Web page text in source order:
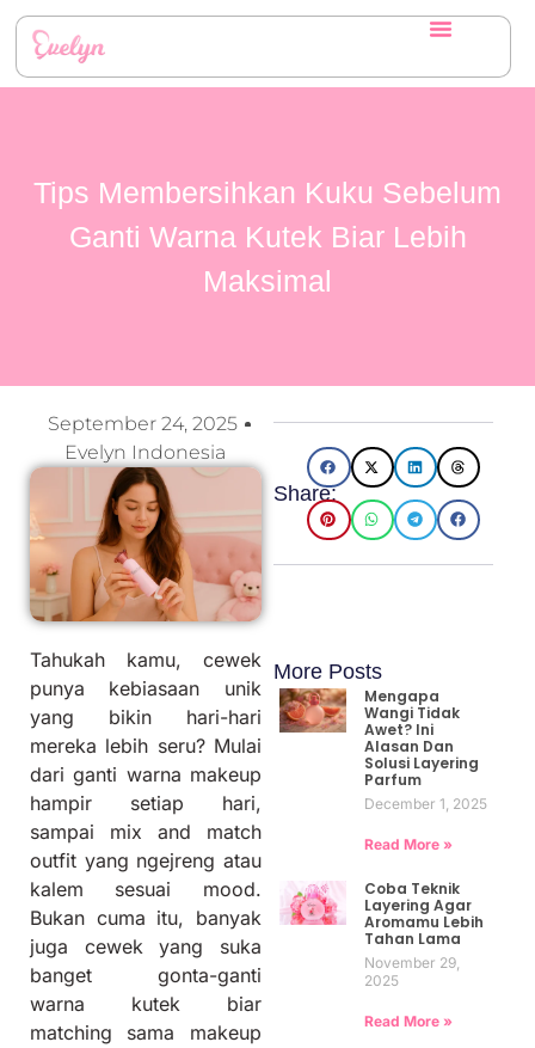
Tips Membersihkan Kuku Sebelum
Ganti Warna Kutek Biar Lebih
Maksimal
September 24, 2025
Evelyn Indonesia
Tahukah kamu, cewek
punya kebiasaan unik
yang bikin hari-hari
mereka lebih seru? Mulai
dari ganti warna makeup
hampir setiap hari,
sampai mix and match
outfit yang ngejreng atau
kalem sesuai mood.
Bukan cuma itu, banyak
juga cewek yang suka
banget gonta-ganti
warna kutek biar
matching sama makeup
Share:
More Posts
Mengapa
Wangi Tidak
Awet? Ini
Alasan Dan
Solusi Layering
Parfum
December 1, 2025
Read More »
Coba Teknik
Layering Agar
Aromamu Lebih
Tahan Lama
November 29,
2025
Read More »